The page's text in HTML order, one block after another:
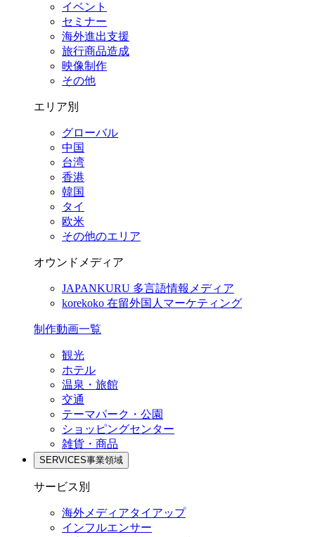
イベント
セミナー
海外進出支援
旅行商品造成
映像制作
その他
エリア別
グローバル
中国
台湾
香港
韓国
タイ
欧米
その他のエリア
オウンドメディア
JAPANKURU 多言語情報メディア
korekoko 在留外国人マーケティング
制作動画一覧
観光
ホテル
温泉・旅館
交通
テーマパーク・公園
ショッピングセンター
雑貨・商品
SERVICES事業領域
サービス別
海外メディアタイアップ
インフルエンサー